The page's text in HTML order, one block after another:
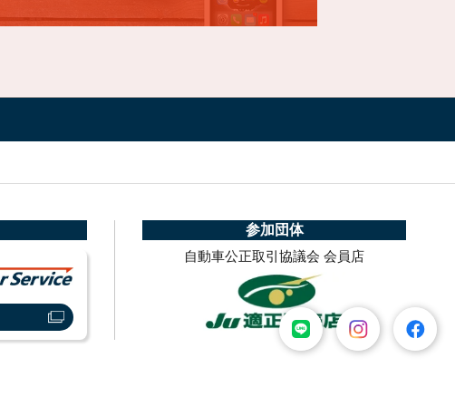
参加団体
自動車公正取引協議会 会員店